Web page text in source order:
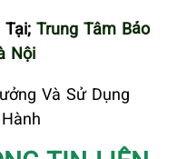
Trung Tâm Bảo
Nội
Và Sử Dụng